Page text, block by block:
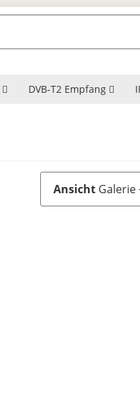
DVB-T2 Empfang
Ansicht Galerie